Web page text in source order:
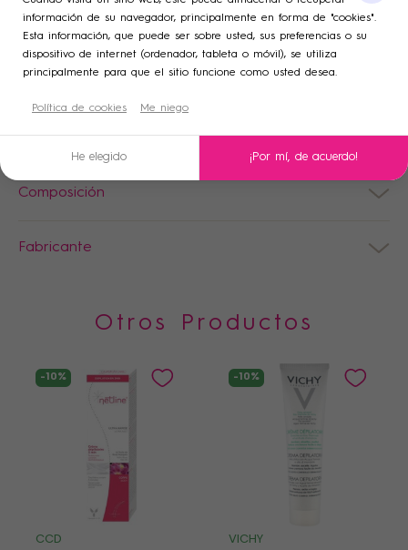
Condiciones de uso
Composición
Fabricante
Otros Productos
-10%
CCD
-10%
VICHY
Añadir a la lista de deseos ×
add_circle_outline Crear una nueva lista
Nombre de la lista de deseos
Cancelar Crear lista de deseos
Debe iniciar sesión para guardar productos en su lista de
deseos.
Cancelar Iniciar sesión
información de su navegador, principalmente en forma de "cookies".
Esta información, que puede ser sobre usted, sus preferencias o su
dispositivo de internet (ordenador, tableta o móvil), se utiliza
principalmente para que el sitio funcione como usted desea.
Política de cookies Me niego
He elegido ¡Por mí, de acuerdo!